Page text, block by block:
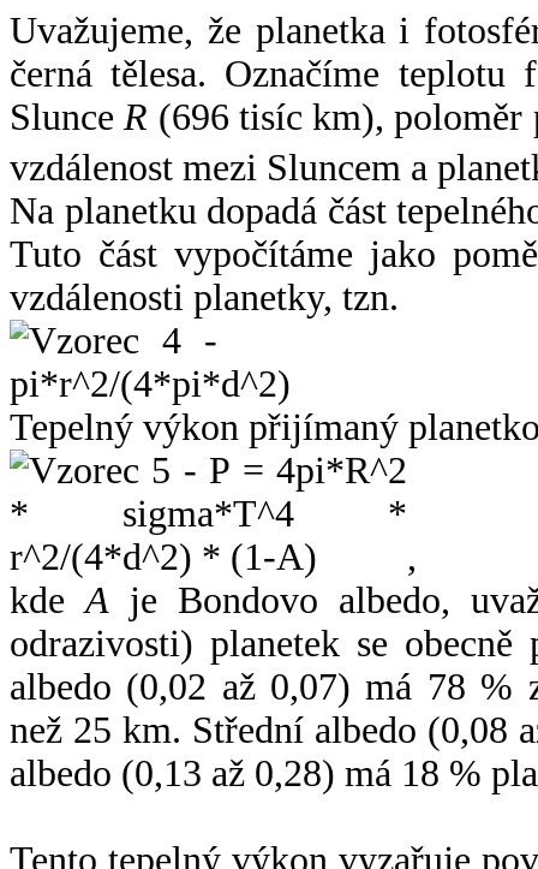
Uvažujeme, že planetka i
černá tělesa. Označíme
SlunceR (696 tisíc km),
vzdálenost mezi Sluncem a
Na planetku dopadá část
Tuto část vypočítáme jako
vzdálenosti planetky, tzn.
Tepelný výkon přijímaný
,
kdeA je Bondovo albedo,
odrazivosti) planetek se
albedo (0,02 až 0,07) má 78 %
než 25 km. Střední albedo (0,08
albedo (0,13 až 0,28) má 18 %
Tento tepelný výkon vyzařuje